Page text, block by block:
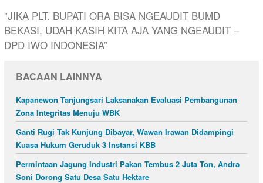
​”JIKA PLT. BUPATI ORA BISA NGEAUDIT BUMD
BEKASI, UDAH KASIH KITA AJA YANG NGEAUDIT –
DPD IWO INDONESIA”
BACAAN LAINNYA
Kapanewon Tanjungsari Laksanakan Evaluasi Pembangunan
Zona Integritas Menuju WBK
Ganti Rugi Tak Kunjung Dibayar, Wawan Irawan Didampingi
Kuasa Hukum Geruduk 3 Instansi KBB
Permintaan Jagung Industri Pakan Tembus 2 Juta Ton, Andra
Soni Dorong Satu Desa Satu Hektare